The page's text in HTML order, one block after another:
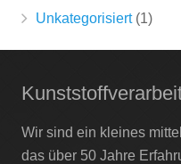
Unkategorisiert(1)
Wir sind ein kleines
das über 50 Jahre